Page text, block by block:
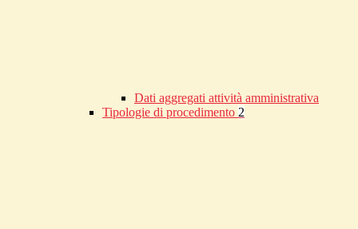
Dati aggregati attività amministrativa
Tipologie di procedimento 2